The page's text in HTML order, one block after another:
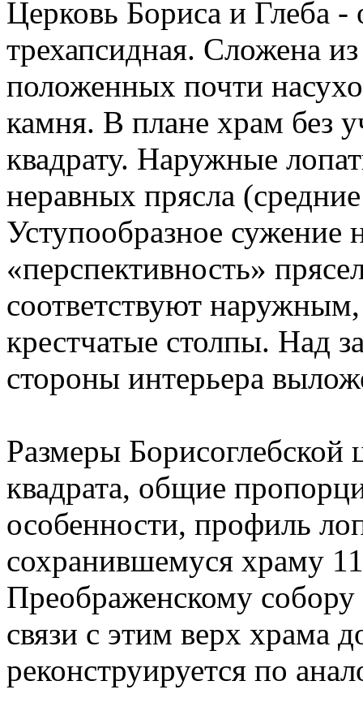
Церковь Бориса и Глеба -
трехапсидная. Сложена
положенных почти насухо
камня. В плане храм без
квадрату. Наружные
неравных прясла
Уступообразное сужение
«перспективность»
соответствуют
крестчатые столпы. Над
стороны интерьера
Размеры Борисоглебской
квадрата, общие
особенности, профиль
сохранившемуся храму
Преображенскому
связи с этим верх храма
реконструируется по